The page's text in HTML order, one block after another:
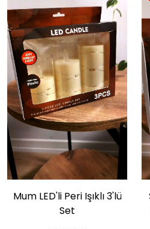
Tüm Ürünlerimiz
Referanslarımız
Blog
İletişim
+90 552 664 0650
@zeynled
Mum LED'li Peri Işıklı 3'lü
Set